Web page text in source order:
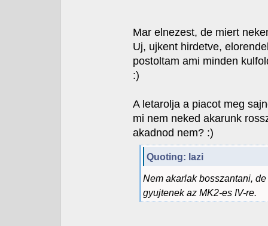
Mar elnezest, de miert
Uj, ujkent hirdetve,
postoltam ami minden
:)
A letarolja a piacot meg
mi nem neked akarunk
akadnod nem? :)
Quoting: lazi
Nem akarlak bosszantani,
gyujtenek az MK2-es IV-re.